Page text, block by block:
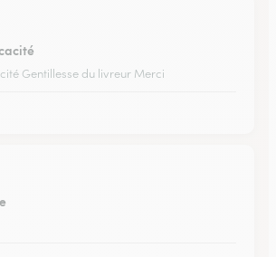
Gentillesse du livreur Merci